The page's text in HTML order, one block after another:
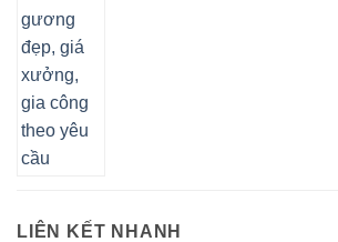
LIÊN KẾT NHANH